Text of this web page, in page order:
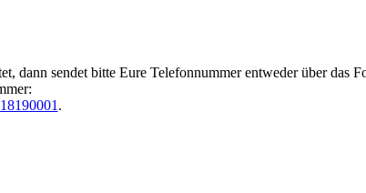
dann sendet bitte Eure Telefonnummer entweder über das
.